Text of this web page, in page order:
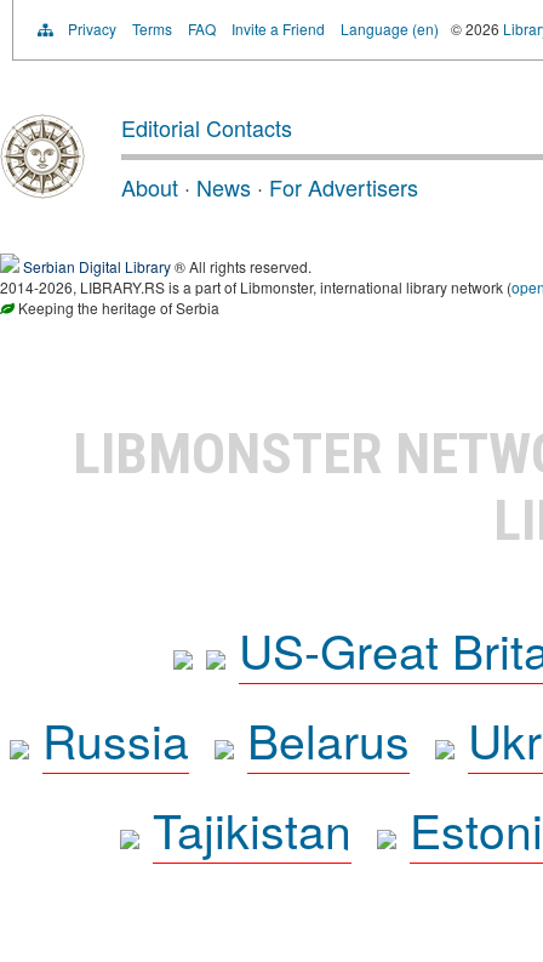
Privacy Terms FAQ Invite a Friend Language (en) © 2026
Editorial Contacts
About · News · For Advertisers
Serbian Digital Library® All rights reserved.
2014-2026, LIBRARY.RS is a part of Libmonster, international library network (
Keeping the heritage of Serbia
LIBMONSTER
US-Great
Russia
Belarus
Tajikistan